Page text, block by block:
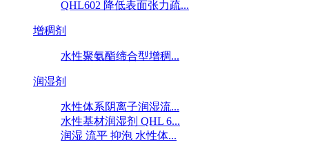
QHL602 降低表面张力疏...
增稠剂
水性聚氨酯缔合型增稠...
润湿剂
水性体系阴离子润湿流...
水性基材润湿剂 QHL 6...
润湿 流平 抑泡 水性体...